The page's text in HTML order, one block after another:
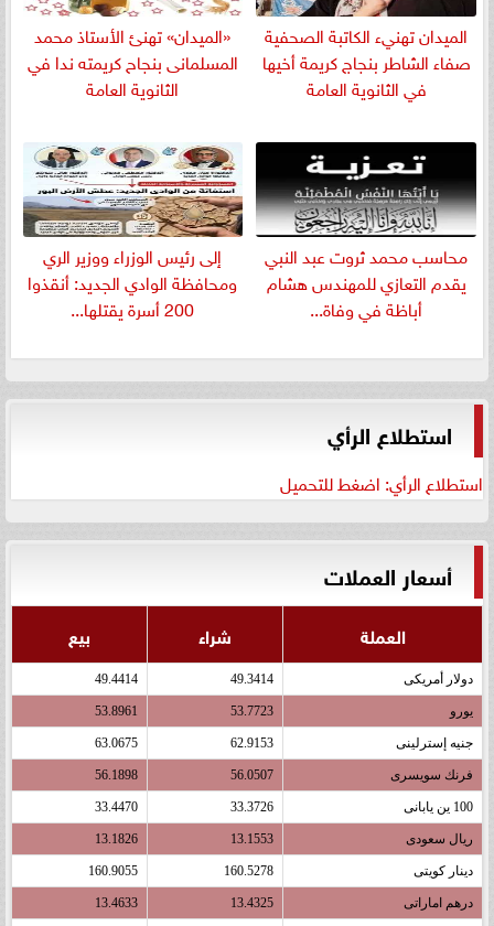
الميدان تهنيء الكاتبة الصحفية
صفاء الشاطر بنجاج كريمة أخيها
في الثانوية العامة
«الميدان» تهنئ الأستاذ محمد
المسلمانى بنجاح كريمته ندا في
الثانوية العامة
​محاسب محمد ثروت عبد النبي
يقدم التعازي للمهندس هشام
أباظة في وفاة...
إلى رئيس الوزراء ووزير الري
ومحافظة الوادي الجديد: أنقذوا
200 أسرة يقتلها...
استطلاع الرأي
استطلاع الرأي: اضغط للتحميل
أسعار العملات
العملة شراء بيع
دولار أمريكى 49.3414
49.4414
يورو 53.7723
53.8961
جنيه إسترلينى 62.9153
63.0675
فرنك سويسرى 56.0507
56.1898
100 ين يابانى 33.3726
33.4470
ريال سعودى 13.1553
13.1826
دينار كويتى 160.5278
160.9055
درهم اماراتى 13.4325
13.4633